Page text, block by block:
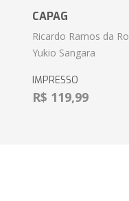
CAPAG
Ricardo Ramos da
Yukio Sangara
IMPRESSO
R$ 119,99